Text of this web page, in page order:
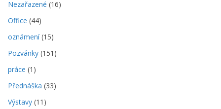
Nezařazené (16)
Office (44)
oznámení(15)
Pozvánky (151)
práce (1)
Přednáška (33)
Výstavy (11)